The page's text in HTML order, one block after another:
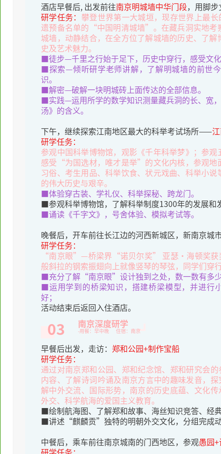
酒店早餐后, 出发前往南京明城墙中华门段，用脚
研学任务： 攀登世界第一大城垣，现存世界上最
遗预备名单的“中国明清城墙”。在藏兵洞实地考
城墙，动静结合，在全方位了解城墙的历史、了
史及艺术魅力。
■徒步—千里之行始于足下，历史中穿行，感受文
■探索—倾听研学老师讲解，了解明城墙的前世
识。
■解密—破解一块明城砖上面传达的全部信息。
■实践—运用所学的数学知识测量藏兵洞的长、宽
汤》的含义。
下午，继续探索江南地区最大的科举考试场所——
研学任务：
参观中国科举博物馆，观影《千年科举梦》；参
感受“为国选材，唯才是举”的文化内核，参观地
习俗、考生用品、科举饮食、状元戏曲、科举小
的伟大历史与艰辛。
■体验穿古装、学礼仪、科举探秘、跨龙门。
■参观科举博物馆，了解科举制度1300年的发展和
■诵读《千字文》，号舍体验、模拟考试等。
晚餐后，开车前往长江边的河西新城区，新南京
研学任务：
“南京眼”—桥梁界“诺贝尔奖” 亚瑟·海顿奖获
般斜拉的钢索振翅向上就像竖琴的琴弦，同学们穿
■充分了解“南京眼”设计独到之处，数一数有多
■运用学到的桥梁知识，搭建桥梁模型，并进行
好；
活动结束后返回入住酒店。
03 南京深度研学
-用餐：早中晚 住宿：南京
早餐后出发，走访： 郑和公园+制作宝船
研学任务：
通过对南京郑和公园、郑和纪念馆、郑和研究会
内容、了解诗词吟诵及南京方言中的趣味发音，
解中外交流、国际形势，南京的历史底蕴、文化
外交、科学航海的爱国主义教育。
■绘制航海图、了解郑和故事、海丝知识竞答、经
■讲述“麒麟贡”独特的明朝外交文化，分组完成
中餐后，乘车前往南京城南的门西地区，参观愚园